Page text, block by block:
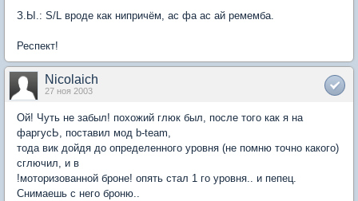
З.Ы.: S/L вроде как нипричём, ас фа ас ай ремемба.
Респект!
Nicolaich
27 ноя 2003
Ой! Чуть не забыл! похожий глюк был, после того как я на
фаргусЬ, поставил мод b-team,
тода вик дойдя до определенного уровня (не помню точно какого)
сглючил, и в
!моторизованной броне! опять стал 1 го уровня.. и пепец.
Снимаешь с него броню..